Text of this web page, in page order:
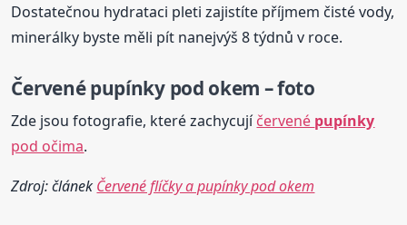
Dostatečnou hydrataci pleti zajistíte příjmem čisté vody,
minerálky byste měli pít nanejvýš 8 týdnů v roce.
Červenépupínkypod okem – foto
Zde jsou fotografie, které zachycujíčervené pupínky
pod očima.
Zdroj: článek Červené flíčky a pupínky pod okem